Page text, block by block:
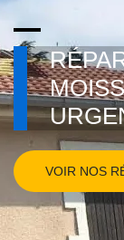
VOIR NOS